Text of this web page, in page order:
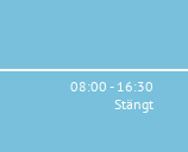
08:00 - 16:30
Stängt